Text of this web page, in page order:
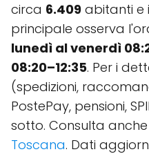
circa 6.409 abitanti e
principale osserva
lunedì al venerdì
08:20–12:35. Per i
(spedizioni,
PostePay, pensioni,
sotto. Consulta
Toscana. Dati